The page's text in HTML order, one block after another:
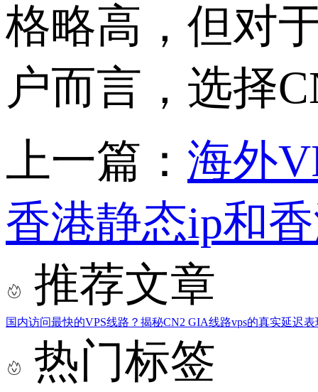
格略高，但对
户而言，选择
上一篇： 海外
香港静态ip和
推荐文章
国内访问最快的VPS线路？揭秘CN2 GIA线路vps的真实延迟表
热门标签